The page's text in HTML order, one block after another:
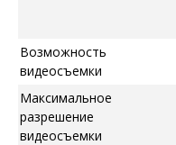
Возможность
видеосъемки
Максимальное
разрешение
видеосъемки